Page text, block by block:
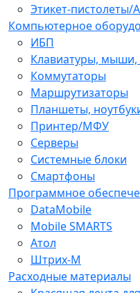
Этикет-пистолеты/
Компьютерное
ИБП
Клавиатуры, мыши,
Коммутаторы
Маршрутизаторы
Планшеты,
Принтер/МФУ
Серверы
Системные блоки
Смартфоны
Программное
DataMobile
Mobile SMARTS
Атол
Штрих-М
Расходные материалы